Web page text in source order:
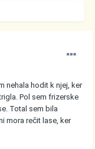
nehala hodit k njej, ker
Pol sem frizerske
Total sem bila
mora rečit lase, ker